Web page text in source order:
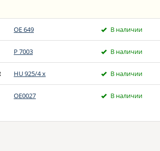
OE 649 В наличии
P 7003 В наличии
HU 925/4 x В наличии
OE0027 В наличии